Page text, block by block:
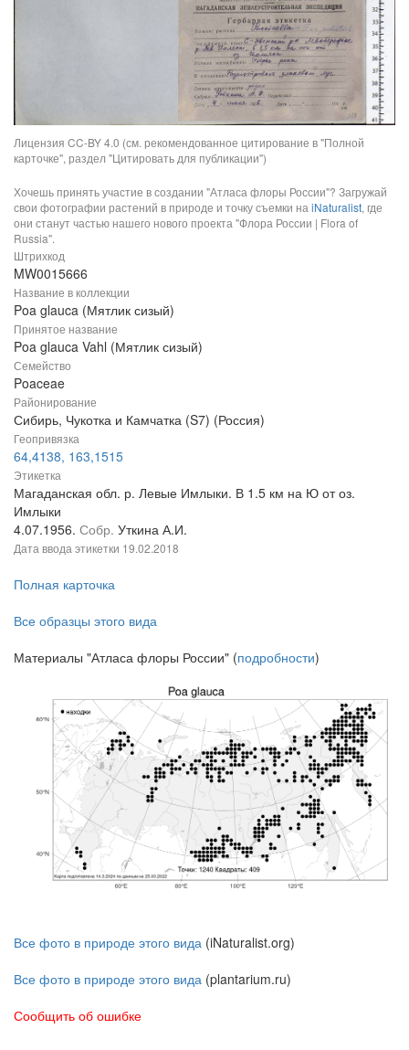
Лицензия CC-BY 4.0 (см. рекомендованное цитирование в "Полной
карточке", раздел "Цитировать для публикации")
Хочешь принять участие в создании "Атласа флоры России"? Загружай
свои фотографии растений в природе и точку съемки на iNaturalist, где
они станут частью нашего нового проекта "Флора России | Flora of
Russia".
Штрихкод
MW0015666
Название в коллекции
Poa glauca (Мятлик сизый)
Принятое название
Poa glauca Vahl (Мятлик сизый)
Семейство
Poaceae
Районирование
Сибирь, Чукотка и Камчатка (S7) (Россия)
Геопривязка
64,4138, 163,1515
Этикетка
Магаданская обл. р. Левые Имлыки. В 1.5 км на Ю от оз.
Имлыки
4.07.1956. Собр. Уткина А.И.
Дата ввода этикетки 19.02.2018
Полная карточка
Все образцы этого вида
Материалы "Атласа флоры России" (подробности)
Все фото в природе этого вида (iNaturalist.org)
Все фото в природе этого вида (plantarium.ru)
Сообщить об ошибке